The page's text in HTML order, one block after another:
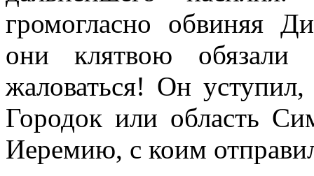
громогласно обвиняя
они клятвою
жаловаться! Он
Городок или область
Иеремию, с коим